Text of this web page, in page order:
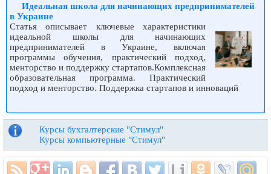
Идеальная школа для начинающих предпринимателей
в Украине
Статья описывает ключевые характеристики
идеальной школы для начинающих
предпринимателей в Украине, включая
программы обучения, практический подход,
менторство и поддержку стартапов.Комплексная
образовательная программа. Практический
подход и менторство. Поддержка стартапов и инноваций
Курсы бухгалтерские "Стимул"
Курсы компьютерные "Стимул"